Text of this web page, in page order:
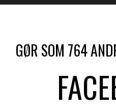
GØR SOM 764